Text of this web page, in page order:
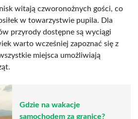
witają czworonożnych gości, co
w towarzystwie pupila. Dla
przyrody dostępne są wyciągi
warto wcześniej zapoznać się z
miejsca umożliwiają
Gdzie na wakacje
samochodem za granicę?